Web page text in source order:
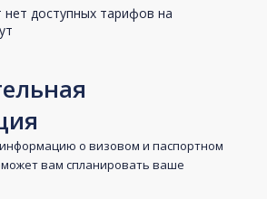
доступных тарифов на
о визовом и паспортном
вам спланировать ваше